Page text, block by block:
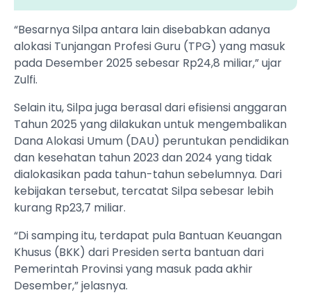
“Besarnya Silpa antara lain disebabkan adanya
alokasi Tunjangan Profesi Guru (TPG) yang masuk
pada Desember 2025 sebesar Rp24,8 miliar,” ujar
Zulfi.
Selain itu, Silpa juga berasal dari efisiensi anggaran
Tahun 2025 yang dilakukan untuk mengembalikan
Dana Alokasi Umum (DAU) peruntukan pendidikan
dan kesehatan tahun 2023 dan 2024 yang tidak
dialokasikan pada tahun-tahun sebelumnya. Dari
kebijakan tersebut, tercatat Silpa sebesar lebih
kurang Rp23,7 miliar.
“Di samping itu, terdapat pula Bantuan Keuangan
Khusus (BKK) dari Presiden serta bantuan dari
Pemerintah Provinsi yang masuk pada akhir
Desember,” jelasnya.